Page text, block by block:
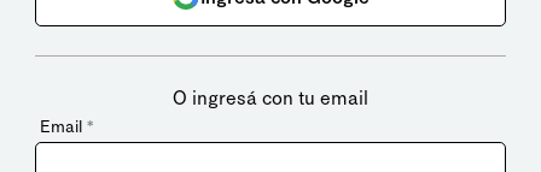
O ingresá con tu email
Email *